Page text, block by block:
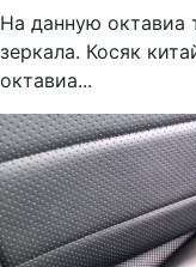
На данную октавиа
зеркала. Косяк
октавиа...